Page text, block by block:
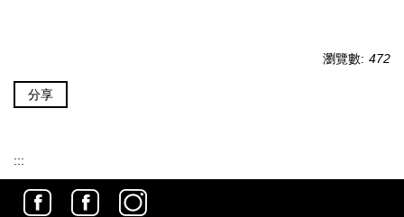
瀏覽數: 472
分享
:::